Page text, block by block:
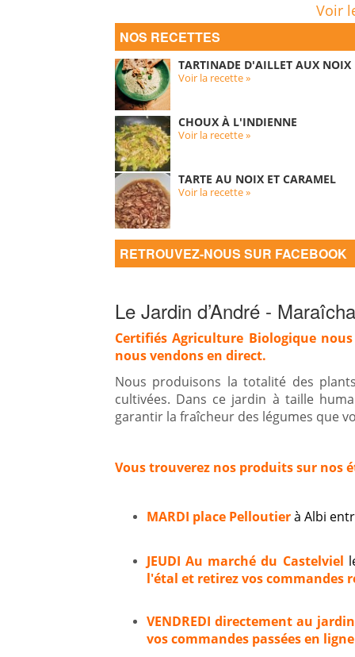
Voir
NOS RECETTES
TARTINADE D'AILLET AUX NOIX
Voir la recette »
CHOUX À L'INDIENNE
Voir la recette »
TARTE AU NOIX ET CARAMEL
Voir la recette »
RETROUVEZ-NOUS SUR FACEBOOK
Le Jardin d’André -
Certifiés Agriculture Biologique
nous vendons en direct.
Nous produisons la totalité des
cultivées. Dans ce jardin à taille
garantir la fraîcheur des légumes que
Vous trouverez nos produits sur nos
MARDI place Pelloutierà Albi
JEUDI Au marché du Castelviel
l'étal et retirez vos commandes
VENDREDI directement au
vos commandes passées en ligne